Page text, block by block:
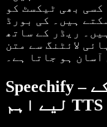
بھی ٹیکسٹ کو
ہیں۔ کی بورڈ
ریڈر کے ساتھ
لائٹنگ سے متن
ہو جاتا ہے۔
Speechify – کمزور بینائی والوں کے